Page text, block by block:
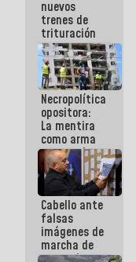
nuevos
trenes de
trituración
para
optimizar
manejo de
escombros
en La Guaira
Necropolítica
opositora:
La mentira
como arma
contra el
Pueblo
Cabello ante
falsas
imágenes de
marcha de